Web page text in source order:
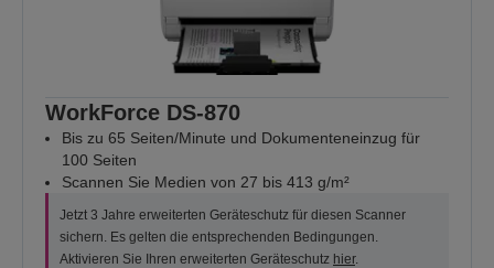
WorkForce DS-870
Bis zu 65 Seiten/Minute und Dokumenteneinzug für
100 Seiten
Scannen Sie Medien von 27 bis 413 g/m²
Jetzt 3 Jahre erweiterten Geräteschutz für diesen Scanner
sichern. Es gelten die entsprechenden Bedingungen.
Aktivieren Sie Ihren erweiterten Geräteschutz hier.